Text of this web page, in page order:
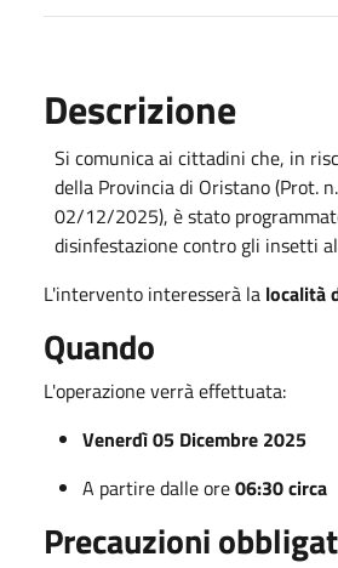
Descrizione
Si comunica ai cittadini che, in
della Provincia di Oristano (Prot.
02/12/2025), è stato
disinfestazione contro gli insetti
L'intervento interesserà la località
Quando
L'operazione verrà effettuata:
Venerdì 05 Dicembre 2025
A partire dalle ore06:30 circa
Precauzioni